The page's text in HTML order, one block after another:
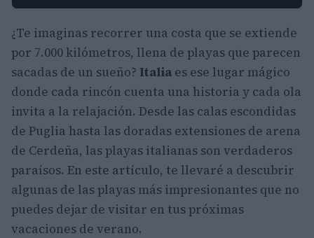
¿Te imaginas recorrer una costa que se extiende
por 7.000 kilómetros, llena de playas que parecen
sacadas de un sueño? Italia es ese lugar mágico
donde cada rincón cuenta una historia y cada ola
invita a la relajación. Desde las calas escondidas
de Puglia hasta las doradas extensiones de arena
de Cerdeña, las playas italianas son verdaderos
paraísos. En este artículo, te llevaré a descubrir
algunas de las playas más impresionantes que no
puedes dejar de visitar en tus próximas
vacaciones de verano.